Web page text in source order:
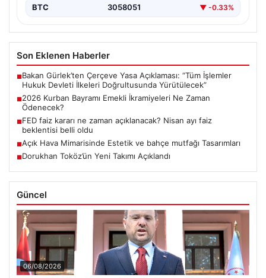
BTC 3058051 ▼ -0.33%
Son Eklenen Haberler
■Bakan Gürlek’ten Çerçeve Yasa Açıklaması: “Tüm İşlemler
Hukuk Devleti İlkeleri Doğrultusunda Yürütülecek”
■2026 Kurban Bayramı Emekli İkramiyeleri Ne Zaman
Ödenecek?
■FED faiz kararı ne zaman açıklanacak? Nisan ayı faiz
beklentisi belli oldu
■Açık Hava Mimarisinde Estetik ve bahçe mutfağı Tasarımları
■Dorukhan Toköz’ün Yeni Takımı Açıklandı
Güncel
06/08/2026